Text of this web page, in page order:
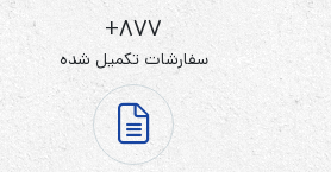
877+
سفارشات تکمیل شده